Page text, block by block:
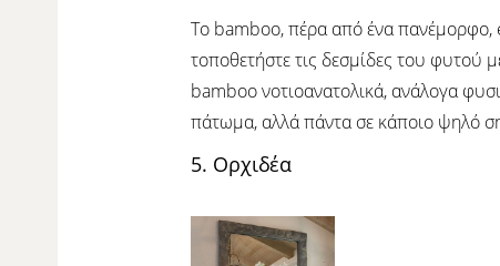
Το bamboo, πέρα από ένα πανέμορφο,
τοποθετήστε τις δεσμίδες του φυτού
bamboo νοτιοανατολικά, ανάλογα
πάτωμα, αλλά πάντα σε κάποιο ψηλό
5. Ορχιδέα